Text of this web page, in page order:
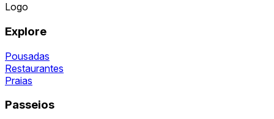
Logo
Explore
Pousadas
Restaurantes
Praias
Passeios